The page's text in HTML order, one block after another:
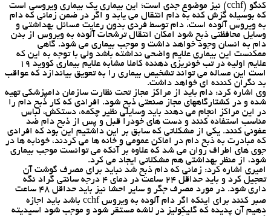
کنگو (cchf) نیز موضوع جدی است؛ این بیماری یک بیماری ویروسی است
که بوسیله گزش کنه به دام انتقال می یابد و اگر در ضمن زمانی که دام
به ویروس آلوده است، دام توسط فردی بدون رعایت مسائل بهداشتی و
وسایل محافظتی ذبح شود امکان انتقال ترشحات آلوده به ویروس از بدن
دام به انسان وجود خواهد داشت و موجب بیماری می شود. گاهی
ممکنست این بیماری علایم واضحی نداشته باشد ولی با توجه به این که
علایم اولیه در تب خونریزی دهنده کاملا مشابه علایم بیماری کووید ۱۹
است این مساله می تواند تشخیص بیماری را به تعویق بیاندازد که عواقب
بد نگران کننده ای خواهد داشت.
وی اشاره کرد: دام باید از مراکز مجاز تحت نظارت سازمان دامپزشکی تهیه
شده و در کشتارگاههای مجاز صنعتی ذبح شود. افرادی که کار ذبح دام را
در این مراکز انجام می دهند باید وسایلی نظیر چکمه، دستکش، لباس
مناسب استفاده کنند و دست های خودرا قبل و پس از ذبح دام ضد
عفونی کنند. یکی از مشکلاتی که سابق بر این داشتیم این بود که افرادی
که مبادرت به ذبح دام در اماکن عمومی و خانه ها می کردند، خونابه ها در
جوی های اطراف روان می شد که علاوه بر آنکه می توانست موجب بیماری
شود، از منظر بهداشتی هم مشکلاتی ایجاد می کرد.
امیری اشاره کرد: زمانی که دام ذبح شد نباید برای مصرف گوشت آن
تعجیل کرد و باید حداقل ۲۴ ساعت در دمای ۴ درجه سانتی گراد نگه
داری شود. در مورد مصرف جگر و سایر احشا نیز باید حداقل ۴۸ ساعت
صبر کنند برای اینکه اگر دام آلوده به ویروس cchf باشد باید اجازه
دهیم آن پدیده که گلیکولیز در لاشه مستقر شود و موجب شود اسیدیته